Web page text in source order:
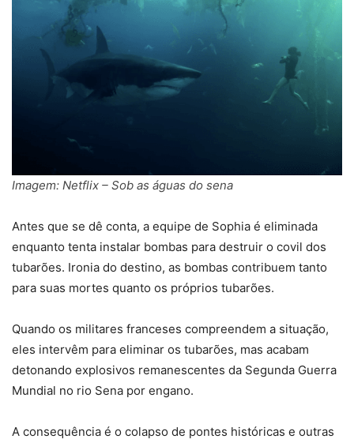
Imagem: Netflix – Sob as águas do sena
Antes que se dê conta, a equipe de Sophia é eliminada
enquanto tenta instalar bombas para destruir o covil dos
tubarões. Ironia do destino, as bombas contribuem tanto
para suas mortes quanto os próprios tubarões.
Quando os militares franceses compreendem a situação,
eles intervêm para eliminar os tubarões, mas acabam
detonando explosivos remanescentes da Segunda Guerra
Mundial no rio Sena por engano.
A consequência é o colapso de pontes históricas e outras